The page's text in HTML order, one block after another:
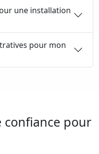
une installation
pour mon
confiance pour